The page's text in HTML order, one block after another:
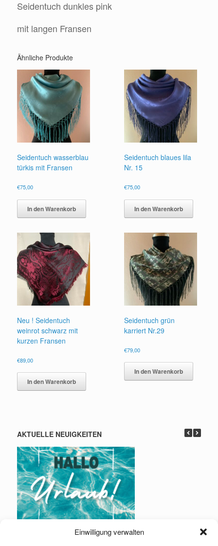
Einwilligung verwalten
Seidentuch dunkles pink
mit langen Fransen
Ähnliche Produkte
Seidentuch wasserblau
türkis mit Fransen
€75,00
In den Warenkorb
Seidentuch blaues lila
Nr. 15
€75,00
In den Warenkorb
Neu ! Seidentuch
weinrot schwarz mit
kurzen Fransen
€89,00
In den Warenkorb
Seidentuch grün
karriert Nr.29
€79,00
In den Warenkorb
AKTUELLE NEUIGKEITEN
Urlaub: 01.08. – 16.08.2026